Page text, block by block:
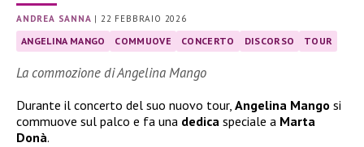
ANDREA SANNA | 22 FEBBRAIO 2026
ANGELINA MANGO COMMUOVE CONCERTO DISCORSO TOUR
La commozione di Angelina Mango
Durante il concerto del suo nuovo tour, Angelina Mango si
commuove sul palco e fa una dedica speciale a Marta
Donà.